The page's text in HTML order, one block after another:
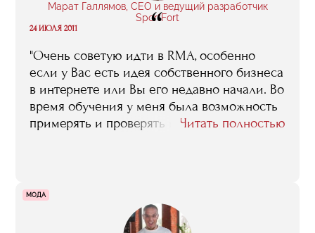
Марат Галлямов, CEO и ведущий разработчик
SportFort
“
24 ИЮЛЯ 2011
"Очень советую идти в RMA, особенно
если у Вас есть идея собственного бизнеса
в интернете или Вы его недавно начали. Во
время обучения у меня была возможность
примерять и проверять каждое
чувствую в себе силы как для развития
СпортФорта, так и для участия в
последующих интернет-проектах"
Читать полностью
МОДА